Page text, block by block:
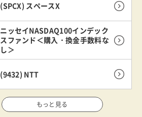
(SPCX) スペースX
ニッセイNASDAQ100インデック
スファンド＜購入・換金手数料な
し＞
(9432) NTT
もっと見る